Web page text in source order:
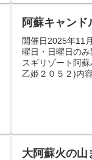
阿蘇キャン
開催日2025年11
曜日・日曜日の
スギリゾート阿
乙姫２０５２)内
大阿蘇火の山